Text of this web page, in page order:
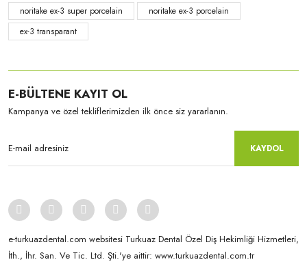
Kuraray-Noritake
EX-3 Transparant-200 Gr TX
noritake ex-3 super porcelain
noritake ex-3 porcelain
ex-3 transparant
E-BÜLTENE KAYIT OL
Kampanya ve özel tekliflerimizden ilk önce siz yararlanın.
KAYDOL
e-turkuazdental.com websitesi Turkuaz Dental Özel Diş Hekimliği Hizmetleri,
İth., İhr. San. Ve Tic. Ltd. Şti.'ye aittir: www.turkuazdental.com.tr